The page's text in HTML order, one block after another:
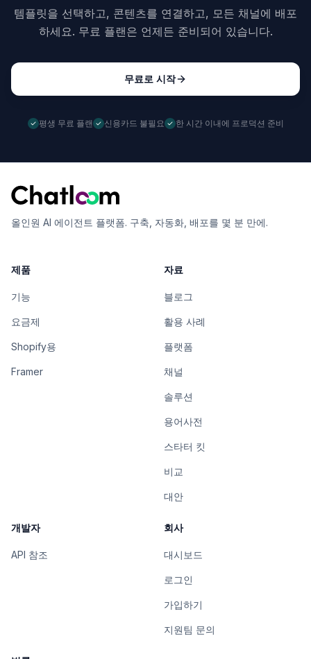
템플릿을 선택하고, 콘텐츠를 연결하고, 모든 채널에 배포
하세요. 무료 플랜은 언제든 준비되어 있습니다.
무료로 시작
평생 무료 플랜 신용카드 불필요 한 시간 이내에 프로덕션 준비
올인원 AI 에이전트 플랫폼. 구축, 자동화, 배포를 몇 분 만에.
제품
기능
요금제
Shopify용
Framer
자료
블로그
활용 사례
플랫폼
채널
솔루션
용어사전
스타터 킷
비교
대안
개발자
API 참조
회사
대시보드
로그인
가입하기
지원팀 문의